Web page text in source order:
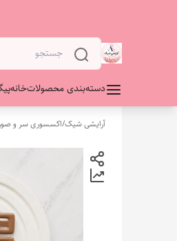
دسته‌بندی محصولاتخانه
آرایشی شیک/اکسسوری سر و